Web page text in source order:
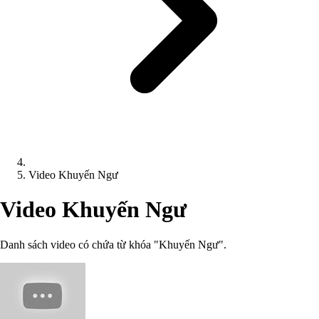
Video Khuyến Ngư
Video Khuyến Ngư
Danh sách video có chứa từ khóa "Khuyến Ngư".